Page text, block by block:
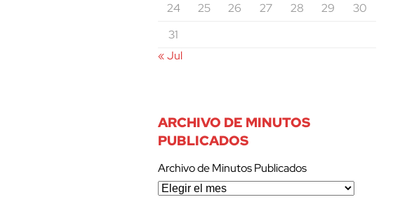
24
25 26 27 28 29
30
31
« Jul
ARCHIVO DE MINUTOS
PUBLICADOS
Archivo de Minutos Publicados